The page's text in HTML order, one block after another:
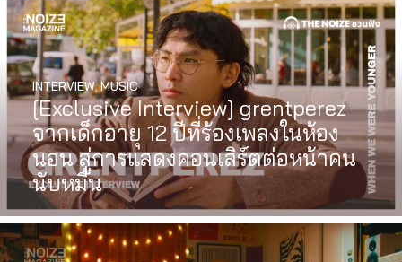
[Exclusive Interview] grentperez
จากเด็กอายุ 12 ปีที่ร้องเพลงในห้อง
นอน สู่การแสดงคอนเสิร์ตต่อหน้าคน
นับหมื่น
INTERVIEW,MUSIC